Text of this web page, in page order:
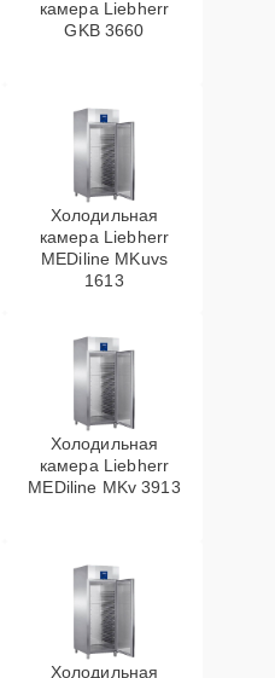
камера Liebherr
GKB 3660
Холодильная
камера Liebherr
MEDiline MKuvs
1613
Холодильная
камера Liebherr
MEDiline MKv 3913
Холодильная